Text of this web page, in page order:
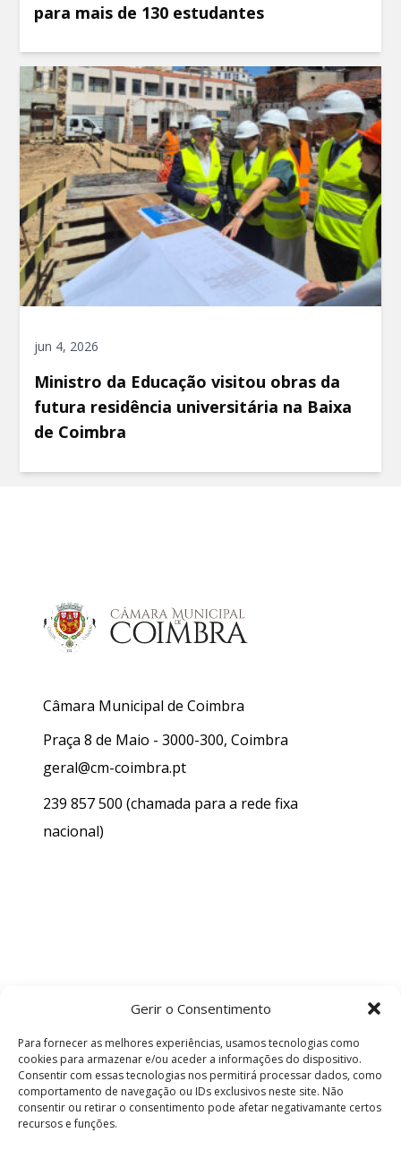
Gerir o Consentimento
Para fornecer as melhores experiências, usamos tecnologias como
cookies para armazenar e/ou aceder a informações do dispositivo.
Consentir com essas tecnologias nos permitirá processar dados, como
comportamento de navegação ou IDs exclusivos neste site. Não
consentir ou retirar o consentimento pode afetar negativamante certos
recursos e funções.
para mais de 130 estudantes
jun 4, 2026
Ministro da Educação visitou obras da
futura residência universitária na Baixa
de Coimbra
Câmara Municipal de Coimbra
Praça 8 de Maio - 3000-300, Coimbra
geral@cm-coimbra.pt
239 857 500 (chamada para a rede fixa
nacional)